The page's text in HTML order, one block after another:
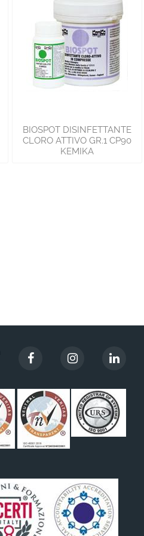
BIOSPOT DISINFETTANTE
CLORO ATTIVO GR.1 CP90
KEMIKA